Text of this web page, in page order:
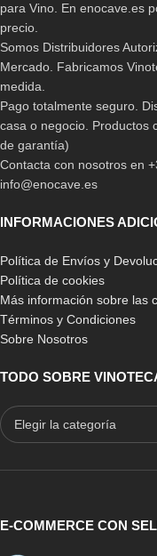
para Vino. En enocave.es
precio.
Somos Distribuidores
Mercado. Fabricamos
medida.
Pago totalmente seguro.
casa o negocio. Productos
de garantía)
Contacta con nosotros en
info@enocave.es
INFORMACIONES
Política de Envíos y
Política de cookies
Más información sobre las
Términos y Condiciones
Sobre Nosotros
TODO SOBRE
E-COMMERCE CON